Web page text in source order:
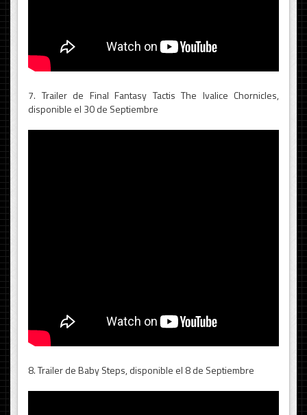
7. Trailer de Final Fantasy Tactis The Ivalice Chornicles,
disponible el 30 de Septiembre
8. Trailer de Baby Steps, disponible el 8 de Septiembre